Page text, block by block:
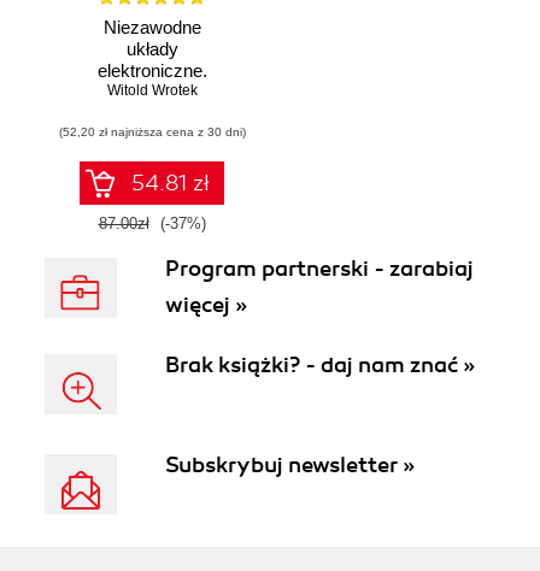
Niezawodne
układy
elektroniczne.
Podręcznik
Witold Wrotek
(52,20 zł najniższa cena z 30 dni)
54.81 zł
87.00zł (-37%)
Program partnerski - zarabiaj
więcej »
Brak książki? - daj nam znać »
Subskrybuj newsletter »